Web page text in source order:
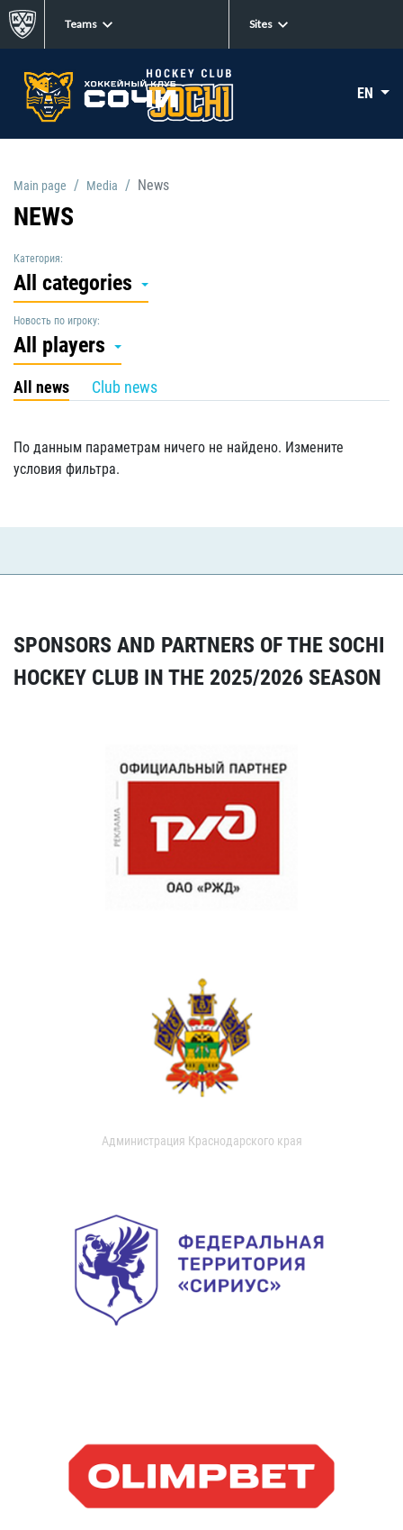
Teams Sites
EN
Main page Media News
NEWS
Категория:
All categories
Новость по игроку:
All players
All news Club news
По данным параметрам ничего не найдено. Измените
условия фильтра.
SPONSORS AND PARTNERS OF THE SOCHI
HOCKEY CLUB IN THE 2025/2026 SEASON
Администрация Краснодарского края